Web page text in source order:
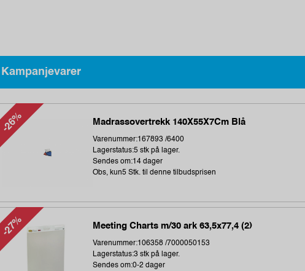
Kampanjevarer
-26% Madrassovertrekk 140X55X7Cm Blå
Varenummer:167893 /6400
Lagerstatus:5 stk på lager.
Sendes om:14 dager
Obs, kun5 Stk. til denne tilbudsprisen
-27% Meeting Charts m/30 ark 63,5x77,4 (2)
Varenummer:106358 /7000050153
Lagerstatus:3 stk på lager.
Sendes om:0-2 dager